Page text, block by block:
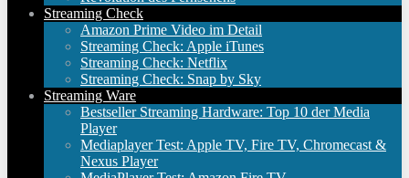
Streaming Check
Amazon Prime Video im Detail
Streaming Check: Apple iTunes
Streaming Check: Netflix
Streaming Check: Snap by Sky
Streaming Ware
Bestseller Streaming Hardware: Top 10 der Media
Player
Mediaplayer Test: Apple TV, Fire TV, Chromecast &
Nexus Player